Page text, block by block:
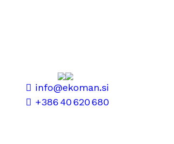
info@ekoman.si
+386 40 620 680